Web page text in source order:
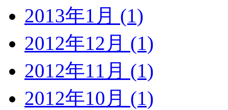
2013年1月 (1)
2012年12月 (1)
2012年11月 (1)
2012年10月 (1)